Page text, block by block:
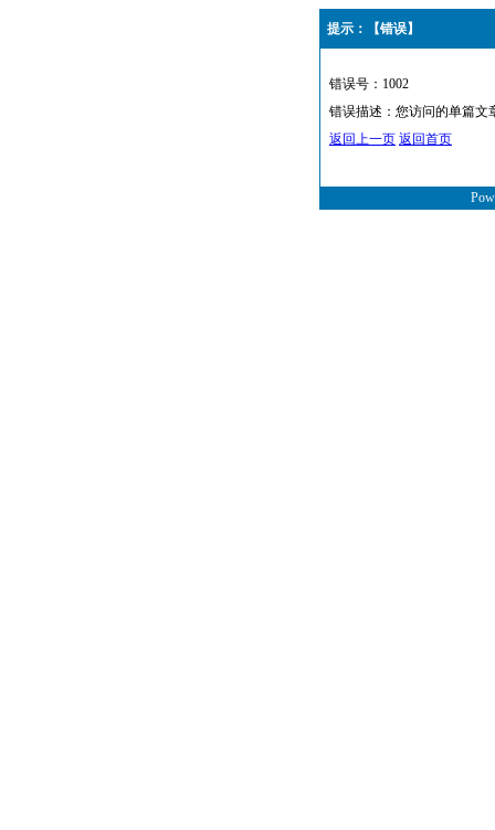
提示：【错误】
错误号：1002
错误描述：您访问的单篇文
返回上一页 返回首页